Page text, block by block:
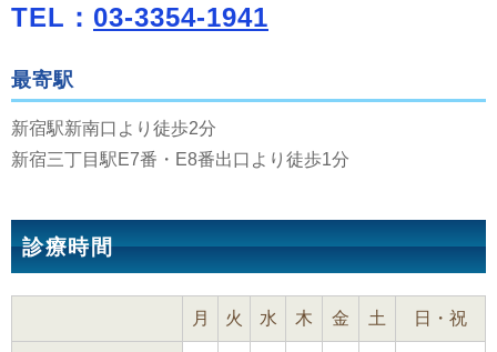
TEL： 03-3354-1941
最寄駅
新宿駅新南口より徒歩2分
新宿三丁目駅E7番・E8番出口より徒歩1分
診療時間
月 火 水 木 金 土 日・祝